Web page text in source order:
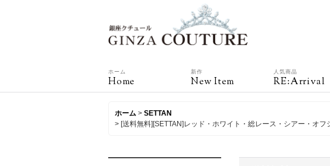
ホーム
Home
新作
New Item
人気商品
RE:Arrival
ホーム > SETTAN
> [送料無料][SETTAN]レッド・ホワイト・総レース・シアー・オ